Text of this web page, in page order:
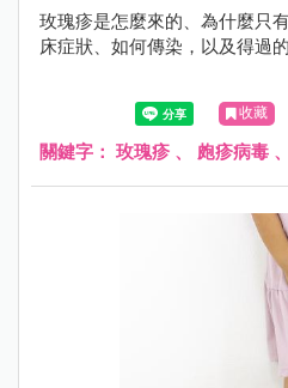
玫瑰疹是怎麼來的、為什麼只
床症狀、如何傳染，以及得過
收藏
關鍵字： 玫瑰疹 、 皰疹病毒 、